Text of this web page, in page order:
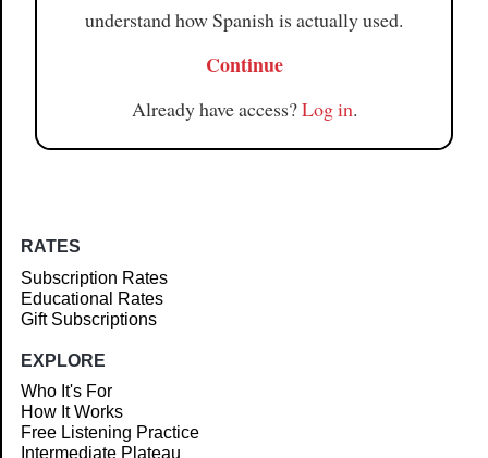
understand how Spanish is actually used.
Continue
Already have access?Log in.
RATES
Subscription Rates
Educational Rates
Gift Subscriptions
EXPLORE
Who It's For
How It Works
Free Listening Practice
Intermediate Plateau